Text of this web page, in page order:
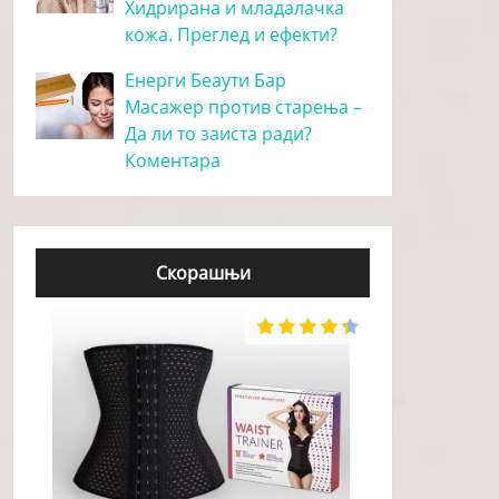
Хидрирана и младалачка
кожа. Преглед и ефекти?
Енерги Беаути Бар
Масажер против старења –
Да ли то заиста ради?
Коментара
Скорашњи